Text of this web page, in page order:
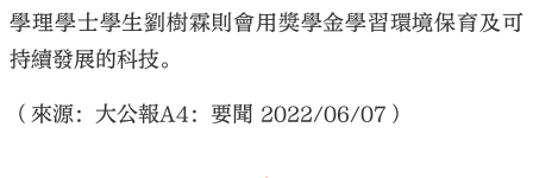
學理學士學生劉樹霖則會用獎學金學習環境保育及可
持續發展的科技。
（來源：大公報A4：要聞 2022/06/07）